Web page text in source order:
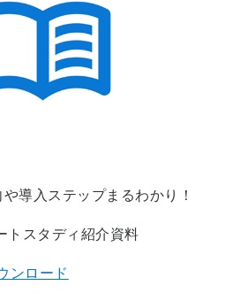
導入ステップまるわかり！
トスタディ紹介資料
ンロード